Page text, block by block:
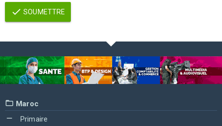
SOUMETTRE
Maroc
Primaire